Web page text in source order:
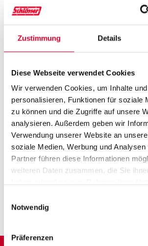
Zustimmung Details
Diese Webseite verwendet Cookies
Wir verwenden Cookies, um Inhalte
personalisieren, Funktionen für soziale
zu können und die Zugriffe auf unsere
analysieren. Außerdem geben wir
Verwendung unserer Website an
soziale Medien, Werbung und
Partner führen diese Informationen
weiteren Daten zusammen, die Sie
unsererDatenschutzseite
Notwendig
Präferenzen
ERFAHREN
KOMPETENT